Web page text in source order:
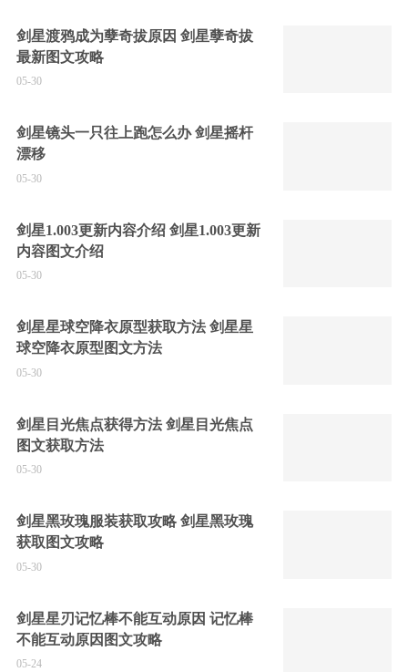
剑星渡鸦成为孽奇拔原因 剑星孽奇拔
最新图文攻略
05-30
剑星镜头一只往上跑怎么办 剑星摇杆
漂移
05-30
剑星1.003更新内容介绍 剑星1.003更新
内容图文介绍
05-30
剑星星球空降衣原型获取方法 剑星星
球空降衣原型图文方法
05-30
剑星目光焦点获得方法 剑星目光焦点
图文获取方法
05-30
剑星黑玫瑰服装获取攻略 剑星黑玫瑰
获取图文攻略
05-30
剑星星刃记忆棒不能互动原因 记忆棒
不能互动原因图文攻略
05-24